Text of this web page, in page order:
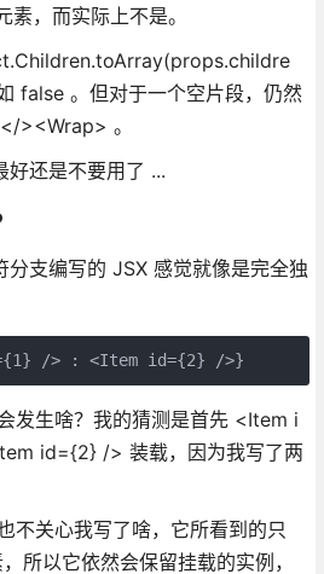
，而实际上不是。
false 。但对于一个空片段，仍然
><Wrap> 。
好还是不要用了 ...
分支编写的 JSX 感觉就像是完全独
/> : <Item id={2} />}
发生啥？我的猜测是首先 <Item i
id={2} /> 装载，因为我写了两
不关心我写了啥，它所看到的只
所以它依然会保留挂载的实例，